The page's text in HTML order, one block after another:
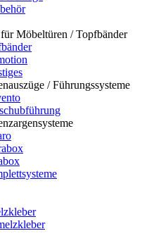
Möbeltüren / Topfbänder
/ Führungssysteme